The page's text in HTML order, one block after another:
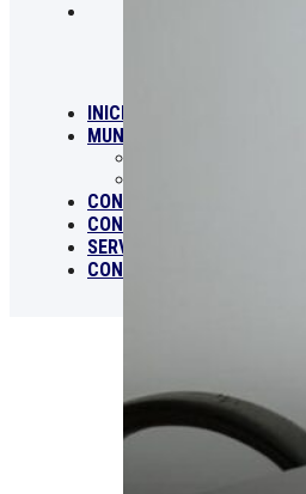
INICIO
MUNICIPALIDAD
CONCEJO MUNICIPAL
CONVOCATORIAS
SERVICIOS
CONTACTO